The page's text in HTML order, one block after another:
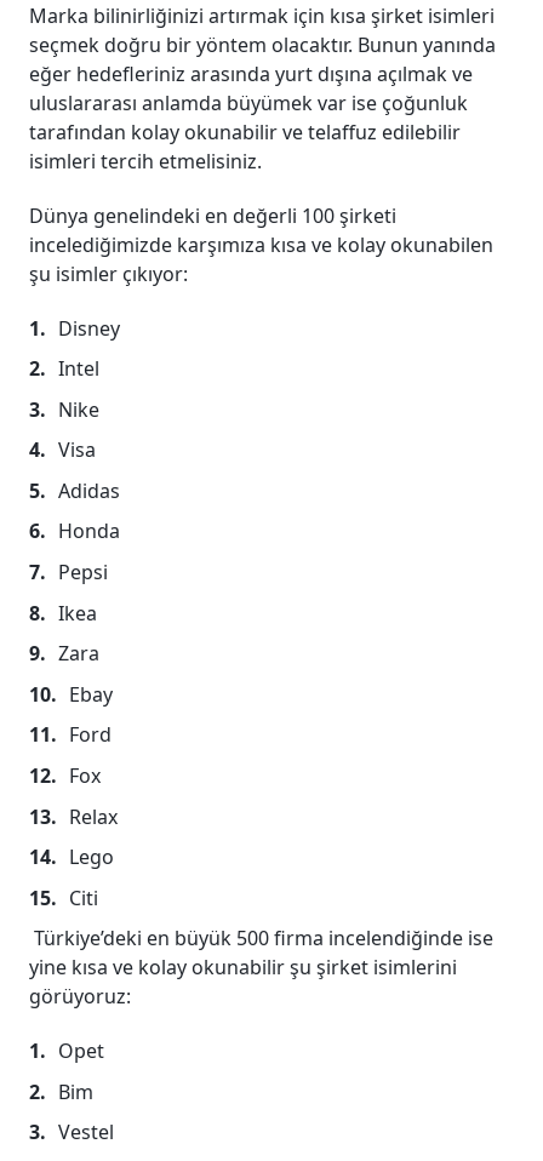
Marka bilinirliğinizi artırmak için kısa şirket isimleri
seçmek doğru bir yöntem olacaktır. Bunun yanında
eğer hedefleriniz arasında yurt dışına açılmak ve
uluslararası anlamda büyümek var ise çoğunluk
tarafından kolay okunabilir ve telaffuz edilebilir
isimleri tercih etmelisiniz.
Dünya genelindeki en değerli 100 şirketi
incelediğimizde karşımıza kısa ve kolay okunabilen
şu isimler çıkıyor:
Disney
Intel
Nike
Visa
Adidas
Honda
Pepsi
Ikea
Zara
Ebay
Ford
Fox
Relax
Lego
Citi
Türkiye’deki en büyük 500 firma incelendiğinde ise
yine kısa ve kolay okunabilir şu şirket isimlerini
görüyoruz:
Opet
Bim
Vestel